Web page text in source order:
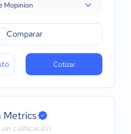
Mopinion
Comparar
Cotizar
Metrics
sin calificación